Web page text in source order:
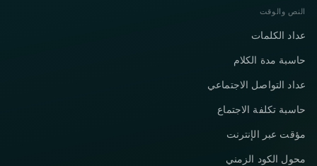
النص والوقت
عداد الكلمات
حاسبة مدة الكلام
عداد التواصل الاجتماعي
حاسبة تكلفة الاجتماع
مؤقت عبر الإنترنت
محول الكود الزمني